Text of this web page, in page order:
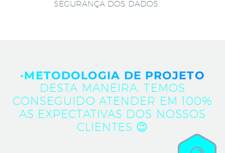
SEGURANÇA DOS DADOS.
·METODOLOGIA DE PROJETO
DESTA MANEIRA, TEMOS
CONSEGUIDO ATENDER EM 100%
AS EXPECTATIVAS DOS NOSSOS
CLIENTES 😉